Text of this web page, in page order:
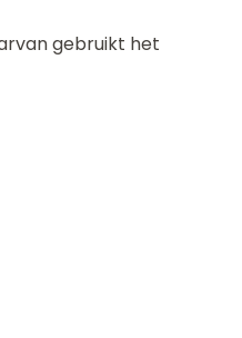
gebruikt het